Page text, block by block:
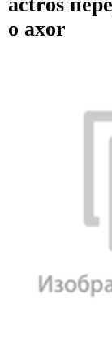
o axor